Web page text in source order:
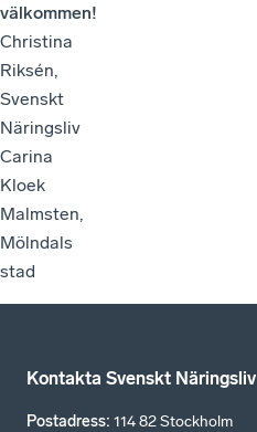
välkommen!
Christina
Riksén,
Svenskt
Näringsliv
Carina
Kloek
Malmsten,
Mölndals
stad
Kontakta Svenskt Näringsliv
Postadress: 114 82 Stockholm